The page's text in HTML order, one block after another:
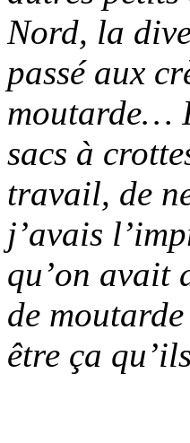
Nord, la
passé aux
moutarde…
sacs à
travail, de
j’avais
qu’on avait
de
être ça